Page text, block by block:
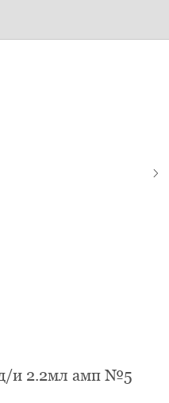
д/и 2.2мл амп №5